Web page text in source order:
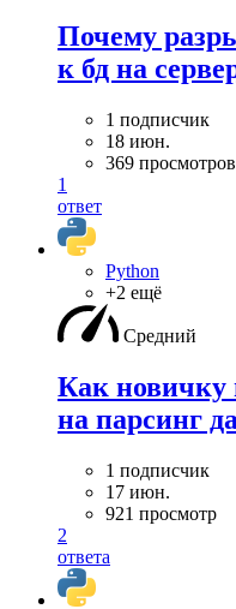
Почему
к бд на
1 подписчик
18 июн.
369 просмотров
1
ответ
Python
+2 ещё
Средний
Как новичку
на парсинг
1 подписчик
17 июн.
921 просмотр
2
ответа